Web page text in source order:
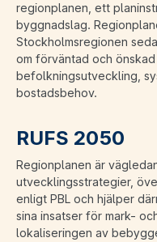
regionplanen, ett
byggnadslag.
Stockholmsregionen
om förväntad och
befolkningsutveckling,
bostadsbehov.
RUFS 2050
Regionplanen är
utvecklingsstrategier,
enligt PBL och hjälper
sina insatser för mark-
lokaliseringen av